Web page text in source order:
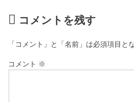
コメントを残す
「コメント」と「名前」は必須項目と
コメント ※